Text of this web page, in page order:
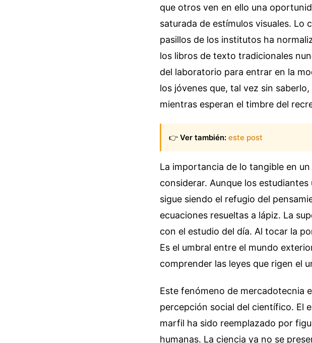
que otros ven en ello una
saturada de estímulos visuales. Lo
pasillos de los institutos ha
los libros de texto tradicionales
del laboratorio para entrar en la
los jóvenes que, tal vez sin
mientras esperan el timbre del
👉 Ver también: este post
La importancia de lo tangible en
considerar. Aunque los
sigue siendo el refugio del
ecuaciones resueltas a lápiz. La
con el estudio del día. Al tocar la
Es el umbral entre el mundo
comprender las leyes que rigen el
Este fenómeno de mercadotecnia
percepción social del científico. El
marfil ha sido reemplazado por
humanas. La ciencia ya no se